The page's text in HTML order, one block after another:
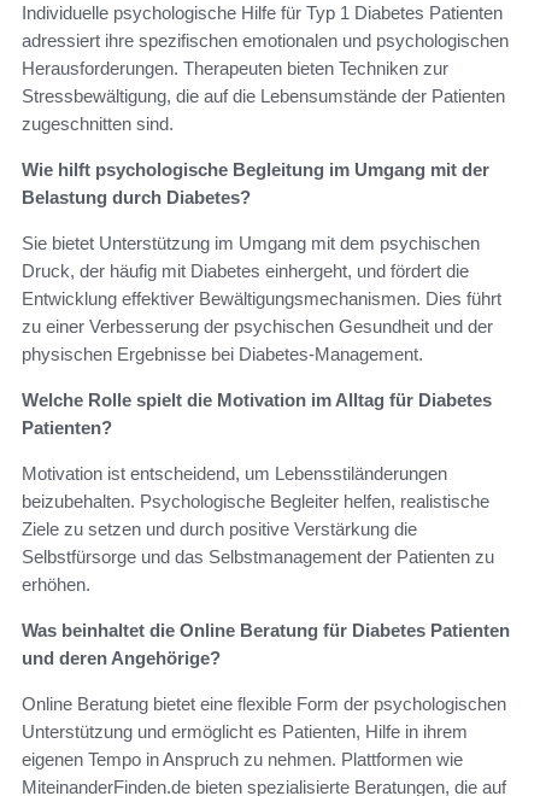
Individuelle psychologische Hilfe für Typ 1 Diabetes Patienten
adressiert ihre spezifischen emotionalen und psychologischen
Herausforderungen. Therapeuten bieten Techniken zur
Stressbewältigung, die auf die Lebensumstände der Patienten
zugeschnitten sind.
Wie hilft psychologische Begleitung im Umgang mit der
Belastung durch Diabetes?
Sie bietet Unterstützung im Umgang mit dem psychischen
Druck, der häufig mit Diabetes einhergeht, und fördert die
Entwicklung effektiver Bewältigungsmechanismen. Dies führt
zu einer Verbesserung der psychischen Gesundheit und der
physischen Ergebnisse bei Diabetes-Management.
Welche Rolle spielt die Motivation im Alltag für Diabetes
Patienten?
Motivation ist entscheidend, um Lebensstiländerungen
beizubehalten. Psychologische Begleiter helfen, realistische
Ziele zu setzen und durch positive Verstärkung die
Selbstfürsorge und das Selbstmanagement der Patienten zu
erhöhen.
Was beinhaltet die Online Beratung für Diabetes Patienten
und deren Angehörige?
Online Beratung bietet eine flexible Form der psychologischen
Unterstützung und ermöglicht es Patienten, Hilfe in ihrem
eigenen Tempo in Anspruch zu nehmen. Plattformen wie
MiteinanderFinden.de bieten spezialisierte Beratungen, die auf